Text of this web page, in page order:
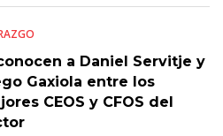
a Daniel Servitje y
Gaxiola entre los
CEOS y CFOS del